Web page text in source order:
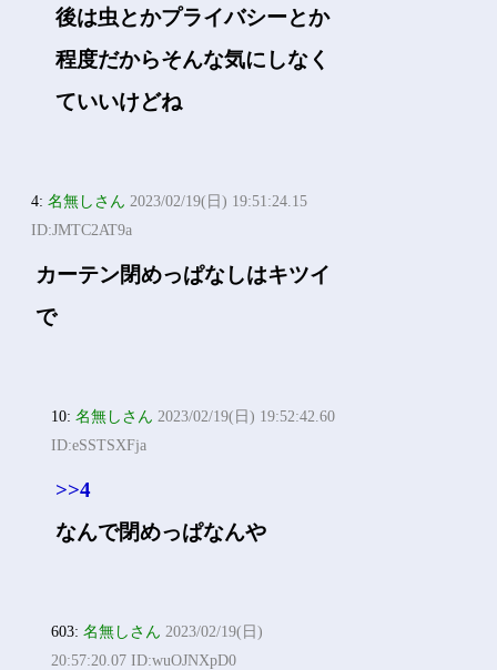
後は虫とかプライバシーとか
程度だからそんな気にしなく
ていいけどね
4:名無しさん 2023/02/19(日) 19:51:24.15
ID:JMTC2AT9a
カーテン閉めっぱなしはキツイ
で
10:名無しさん 2023/02/19(日) 19:52:42.60
ID:eSSTSXFja
>>4
なんで閉めっぱなんや
603:名無しさん 2023/02/19(日)
20:57:20.07 ID:wuOJNXpD0